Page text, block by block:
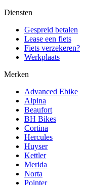
Diensten
Gespreid betalen
Lease een fiets
Fiets verzekeren?
Werkplaats
Merken
Advanced Ebike
Alpina
Beaufort
BH Bikes
Cortina
Hercules
Huyser
Kettler
Merida
Norta
Pointer